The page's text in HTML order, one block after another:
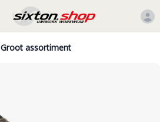
Groot assortiment